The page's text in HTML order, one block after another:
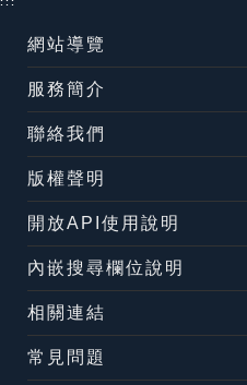
網站導覽
服務簡介
聯絡我們
版權聲明
開放API使用說明
內嵌搜尋欄位說明
相關連結
常見問題